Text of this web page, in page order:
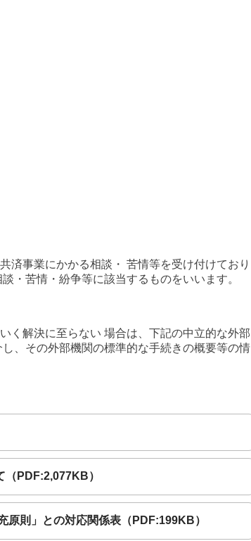
済事業にかかる相談・ 苦情等を受け付けており
・苦情・紛争等に該当するものをいいます。
く解決に至らない 場合は、下記の中立的な外部
、その外部機関の標準的な手続きの概要等の情
PDF:2,077KB）
原則」との対応関係表（PDF:199KB）